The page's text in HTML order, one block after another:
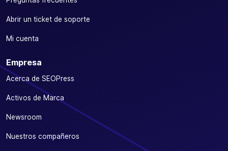
Abrir un ticket de soporte
Mi cuenta
Empresa
Acerca de SEOPress
Activos de Marca
Newsroom
Nuestros compañeros